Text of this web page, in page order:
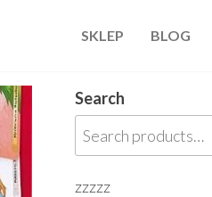
SKLEP BLOG
Search
zzzzz